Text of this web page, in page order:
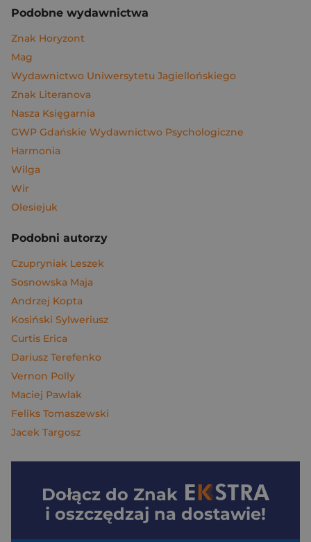
Podobne wydawnictwa
Znak Horyzont
Mag
Wydawnictwo Uniwersytetu Jagiellońskiego
Znak Literanova
Nasza Księgarnia
GWP Gdańskie Wydawnictwo Psychologiczne
Harmonia
Wilga
Wir
Olesiejuk
Podobni autorzy
Czupryniak Leszek
Sosnowska Maja
Andrzej Kopta
Kosiński Sylweriusz
Curtis Erica
Dariusz Terefenko
Vernon Polly
Maciej Pawlak
Feliks Tomaszewski
Jacek Targosz
Dołącz do Znak
i oszczędzaj na dostawie!